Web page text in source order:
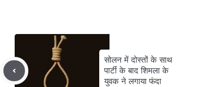
सोलन में दोस्तों के साथ
पार्टी के बाद शिमला के
युवक ने लगाया फंदा